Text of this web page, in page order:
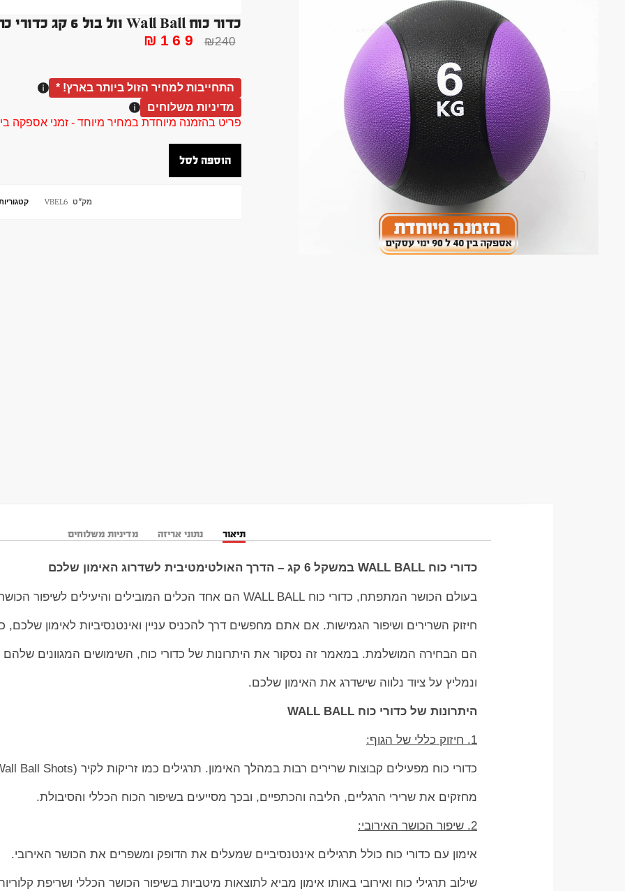
כדור כוח Wall Ball וול בול 6 קג כדורי כח מקצועי
₪240
₪ 169
התחייבות למחיר הזול ביותר בארץ! *
מדיניות משלוחים
פריט בהזמנה מיוחדת במחיר מיוחד - זמני אספקה בין 40 ל 90 ימי עסקים צור קשר
הוספה לסל
מק"ט VBEL6
תיאור נתוני אריזה מדיניות משלוחים
כדורי כוח WALL BALL במשקל 6 קג – הדרך האולטימטיבית לשדרוג האימון שלכם
בעולם הכושר המתפתח, כדורי כוח WALL BALL הם אחד הכלים המובילים והיעילים לשיפור הכושר הכללי,
חיזוק השרירים ושיפור הגמישות. אם אתם מחפשים דרך להכניס עניין ואינטנסיביות לאימון שלכם,
הם הבחירה המושלמת. במאמר זה נסקור את היתרונות של כדורי כוח, השימושים המגוונים שלהם
ונמליץ על ציוד נלווה שישדרג את האימון שלכם.
היתרונות של כדורי כוח WALL BALL
1. חיזוק כללי של הגוף:
כדורי כוח מפעילים קבוצות שרירים רבות במהלך האימון. תרגילים כמו זריקות לקיר (Wall Ball Shots)
מחזקים את שרירי הרגליים, הליבה והכתפיים, ובכך מסייעים בשיפור הכוח הכללי והסיבולת.
2. שיפור הכושר האירובי:
אימון עם כדורי כוח כולל תרגילים אינטנסיביים שמעלים את הדופק ומשפרים את הכושר האירובי.
שילוב תרגילי כוח ואירובי באותו אימון מביא לתוצאות מיטביות בשיפור הכושר הכללי ושריפת